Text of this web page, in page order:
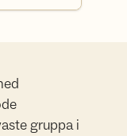
gruppa i